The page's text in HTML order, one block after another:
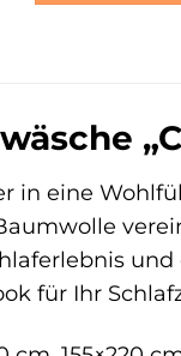
in eine
für Ihr